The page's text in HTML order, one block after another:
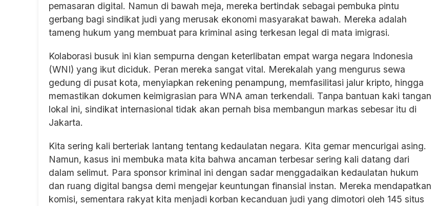
pemasaran digital. Namun di bawah meja, mereka bertindak sebagai pembuka pintu
gerbang bagi sindikat judi yang merusak ekonomi masyarakat bawah. Mereka adalah
tameng hukum yang membuat para kriminal asing terkesan legal di mata imigrasi.
Kolaborasi busuk ini kian sempurna dengan keterlibatan empat warga negara Indonesia
(WNI) yang ikut diciduk. Peran mereka sangat vital. Merekalah yang mengurus sewa
gedung di pusat kota, menyiapkan rekening penampung, memfasilitasi jalur kripto, hingga
memastikan dokumen keimigrasian para WNA aman terkendali. Tanpa bantuan kaki tangan
lokal ini, sindikat internasional tidak akan pernah bisa membangun markas sebesar itu di
Jakarta.
Kita sering kali berteriak lantang tentang kedaulatan negara. Kita gemar mencurigai asing.
Namun, kasus ini membuka mata kita bahwa ancaman terbesar sering kali datang dari
dalam selimut. Para sponsor kriminal ini dengan sadar menggadaikan kedaulatan hukum
dan ruang digital bangsa demi mengejar keuntungan finansial instan. Mereka mendapatkan
komisi, sementara rakyat kita menjadi korban kecanduan judi yang dimotori oleh 145 situs